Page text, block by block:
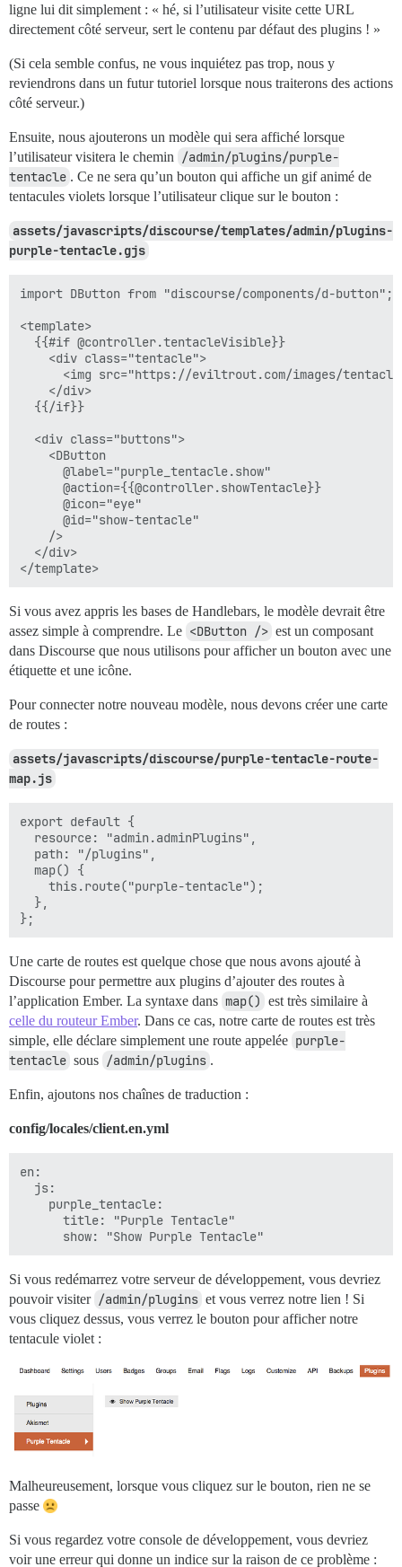
ligne lui dit simplement : « hé, si l’utilisateur visite cette URL
directement côté serveur, sert le contenu par défaut des plugins ! »
(Si cela semble confus, ne vous inquiétez pas trop, nous y
reviendrons dans un futur tutoriel lorsque nous traiterons des actions
côté serveur.)
Ensuite, nous ajouterons un modèle qui sera affiché lorsque
l’utilisateur visitera le chemin
/admin/plugins/purple-
tentacle . Ce ne sera qu’un bouton qui affiche un gif animé de
tentacules violets lorsque l’utilisateur clique sur le bouton :
assets/javascripts/discourse/templates/admin/plugins-
purple-tentacle.gjs
import DButton from "discourse/components/d-button";
<template>
  {{#if @controller.tentacleVisible}}
    <div class="tentacle">
<img src="https://eviltrout.com/images/
    </div>
  {{/if}}
  <div class="buttons">
    <DButton
      @label="purple_tentacle.show"
      @action={{@controller.showTentacle}}
      @icon="eye"
      @id="show-tentacle"
    />
  </div>
Si vous avez appris les bases de Handlebars, le modèle devrait être
assez simple à comprendre. Le <DButton /> est un composant
dans Discourse que nous utilisons pour afficher un bouton avec une
étiquette et une icône.
Pour connecter notre nouveau modèle, nous devons créer une carte
de routes :
assets/javascripts/discourse/purple-tentacle-route-
map.js
export default {
  resource: "admin.adminPlugins",
  path: "/plugins",
  map() {
    this.route("purple-tentacle");
  },
Une carte de routes est quelque chose que nous avons ajouté à
Discourse pour permettre aux plugins d’ajouter des routes à
l’application Ember. La syntaxe dans map() est très similaire à
celle du routeur Ember. Dans ce cas, notre carte de routes est très
simple, elle déclare simplement une route appelée purple-
tentacle sous /admin/plugins .
Enfin, ajoutons nos chaînes de traduction :
config/locales/client.en.yml
en:
  js:
    purple_tentacle:
      title: "Purple Tentacle"
Si vous redémarrez votre serveur de développement, vous devriez
pouvoir visiter /admin/plugins et vous verrez notre lien ! Si
vous cliquez dessus, vous verrez le bouton pour afficher notre
tentacule violet :
Malheureusement, lorsque vous cliquez sur le bouton, rien ne se
passe
Si vous regardez votre console de développement, vous devriez
voir une erreur qui donne un indice sur la raison de ce problème :